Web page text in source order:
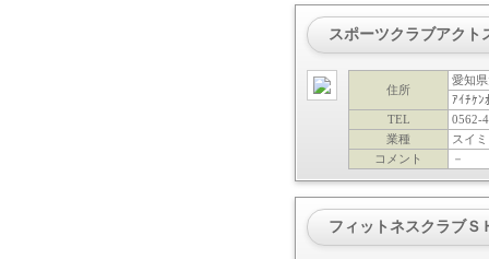
スポーツクラブアクト
住所
愛知
ｱｲﾁｹﾝ
TEL
0562-
業種
スイ
コメント
－
フィットネスクラブＳ